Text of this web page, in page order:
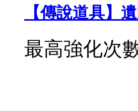
【傳說道具】
最高強化次